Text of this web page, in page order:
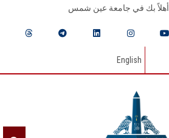
أهلاً بك في جامعة عين شمس
English